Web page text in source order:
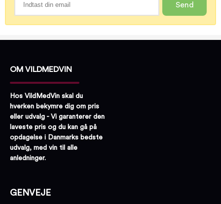
Send
OM VILDMEDVIN
Hos VildMedVin skal du
hverken bekymre dig om pris
eller udvalg - Vi garanterer den
laveste pris og du kan gå på
opdagelse i Danmarks bedste
udvalg, med vin til alle
anledninger.
GENVEJE